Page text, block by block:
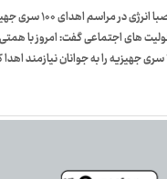
مدیرعامل هلدینگ صبا
های اجتماعی گفت: امروز با همتی